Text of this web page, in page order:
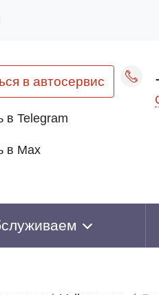
в автосервис
в Telegram
в Max